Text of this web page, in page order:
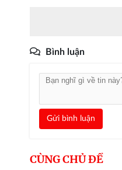
Bình luận
Gửi bình luận
CÙNG CHỦ ĐỀ